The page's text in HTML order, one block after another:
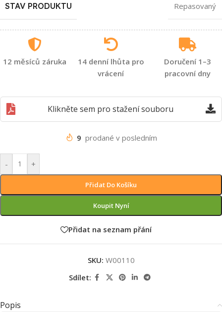
STAV PRODUKTU Repasovaný
12 měsíců záruka
14 denní lhůta pro
vrácení
Doručení 1–3
pracovní dny
Klikněte sem pro stažení souboru
9 prodané v posledním
- +
Přidat Do Košíku
Koupit Nyní
Přidat na seznam přání
SKU: W00110
Sdílet:
Popis